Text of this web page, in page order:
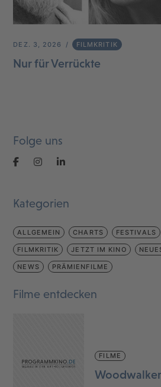
DEZ. 3, 2026 FILMKRITIK
Nur für Verrückte
Folge uns
Kategorien
ALLGEMEIN CHARTS FESTIVALS
FILMKRITIK JETZT IM KINO
NEWS PRÄMIENFILME
Filme entdecken
FILME